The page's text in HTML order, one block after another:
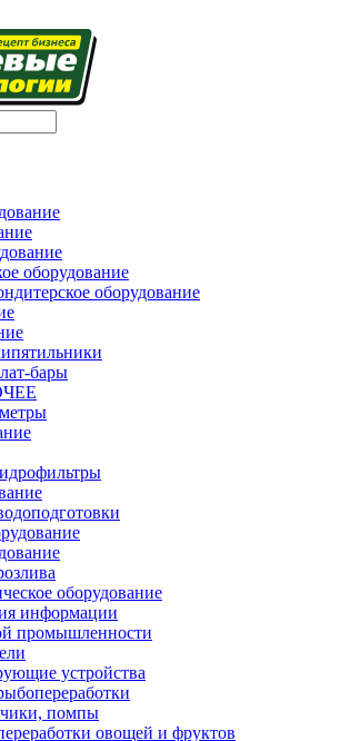
оборудование
оборудование
бары
оборудование
информации
промышленности
устройства
помпы
овощей и фруктов